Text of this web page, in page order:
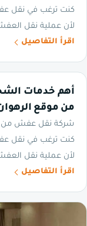
كنت ترغب في نقل
لأن عملية نقل
اقرأ التفاصيل
أهم خدمات
من موقع
شركة نقل عفش من
كنت ترغب في نقل
لأن عملية نقل
اقرأ التفاصيل